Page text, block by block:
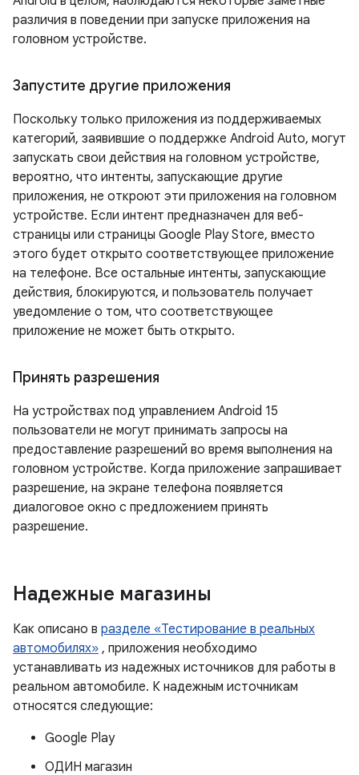
различия в поведении при запуске приложения на
головном устройстве.
Запустите другие приложения
Поскольку только приложения из поддерживаемых
категорий, заявившие о поддержке Android Auto, могут
запускать свои действия на головном устройстве,
вероятно, что интенты, запускающие другие
приложения, не откроют эти приложения на головном
устройстве. Если интент предназначен для веб-
страницы или страницы Google Play Store, вместо
этого будет открыто соответствующее приложение
на телефоне. Все остальные интенты, запускающие
действия, блокируются, и пользователь получает
уведомление о том, что соответствующее
приложение не может быть открыто.
Принять разрешения
На устройствах под управлением Android 15
пользователи не могут принимать запросы на
предоставление разрешений во время выполнения на
головном устройстве. Когда приложение запрашивает
разрешение, на экране телефона появляется
диалоговое окно с предложением принять
разрешение.
Надежные магазины
Как описано в разделе «Тестирование в реальных
автомобилях» , приложения необходимо
устанавливать из надежных источников для работы в
реальном автомобиле. К надежным источникам
относятся следующие:
Google Play
ОДИН магазин